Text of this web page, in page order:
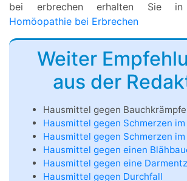
bei erbrechen erhalten Sie
Homöopathie bei Erbrechen
Weiter
aus der
Hausmittel gegen Bauchkrämpfe
Hausmittel gegen Schmerzen
Hausmittel gegen Schmerzen
Hausmittel gegen einen
Hausmittel gegen eine
Hausmittel gegen Durchfall